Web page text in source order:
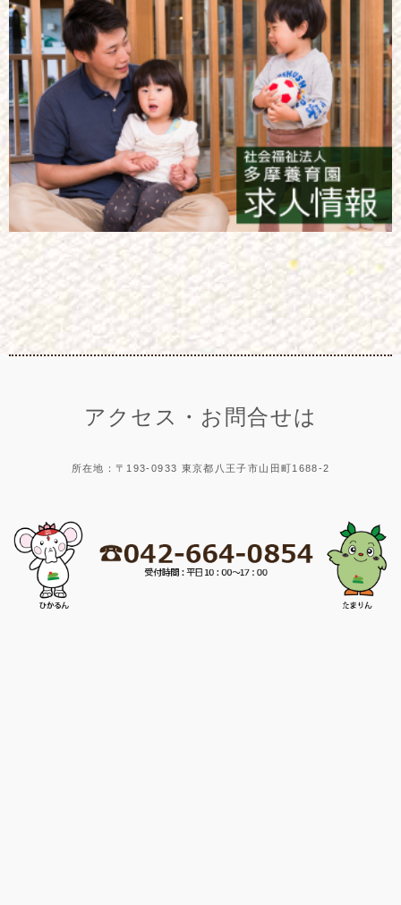
アクセス・お問合せは
所在地：〒193-0933 東京都八王子市山田町1688-2